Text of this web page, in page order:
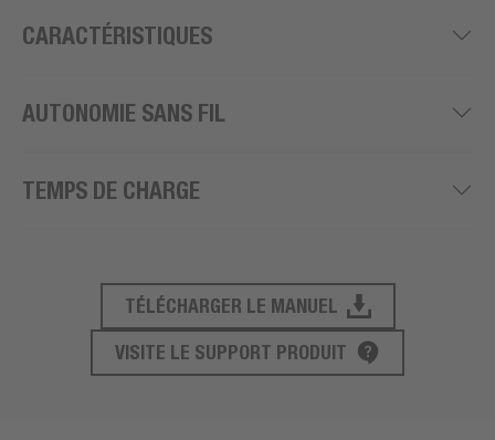
CARACTÉRISTIQUES
AUTONOMIE SANS FIL
TEMPS DE CHARGE
SUPPORT PRODUIT
TÉLÉCHARGER LE MANUEL
VISITE LE SUPPORT PRODUIT